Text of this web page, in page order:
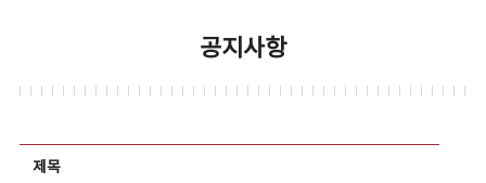
공지사항
제목